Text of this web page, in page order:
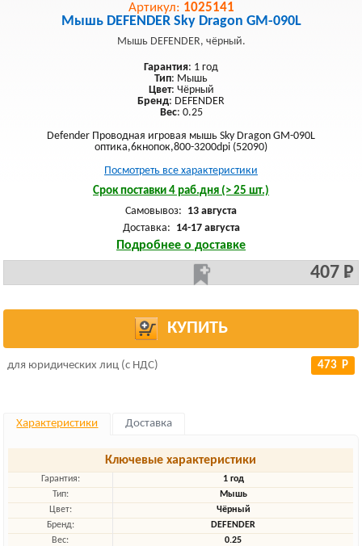
Артикул: 1025141
Мышь DEFENDER Sky Dragon GM-090L
Мышь DEFENDER, чёрный.
Гарантия: 1 год
Тип: Мышь
Цвет: Чёрный
Бренд: DEFENDER
Вес: 0.25
Defender Проводная игровая мышь Sky Dragon GM-090L
оптика,6кнопок,800-3200dpi (52090)
Посмотреть все характеристики
Срок поставки 4 раб.дня (> 25 шт.)
Самовывоз: 13 августа
Доставка: 14-17 августа
Подробнее о доставке
407 Р
КУПИТЬ
для юридических лиц (с НДС) 473 Р
Характеристики Доставка
Ключевые характеристики
Гарантия:
1 год
Тип:
Мышь
Цвет:
Чёрный
Бренд:
DEFENDER
Вес:
0.25